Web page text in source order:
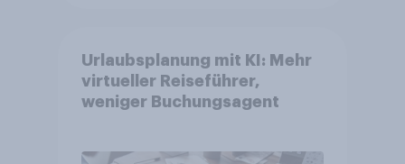
Urlaubsplanung mit KI: Mehr
virtueller Reiseführer,
weniger Buchungsagent